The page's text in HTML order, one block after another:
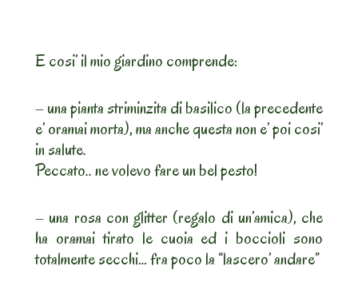
E cosi’ il mio giardino comprende:
– una pianta striminzita di basilico (la precedente
e’ oramai morta), ma anche questa non e’ poi cosi’
in salute.
Peccato.. ne volevo fare un bel pesto!
– una rosa con glitter (regalo di un’amica), che
ha oramai tirato le cuoia ed i boccioli sono
totalmente secchi… fra poco la “lascero’ andare”